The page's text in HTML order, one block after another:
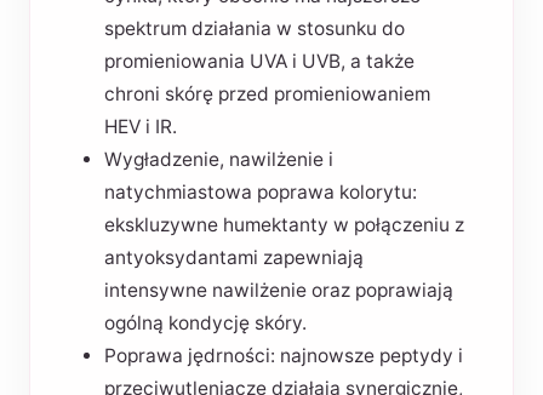
spektrum działania w stosunku do
promieniowania UVA i UVB, a także
chroni skórę przed promieniowaniem
HEV i IR.
Wygładzenie, nawilżenie i
natychmiastowa poprawa kolorytu:
ekskluzywne humektanty w połączeniu z
antyoksydantami zapewniają
intensywne nawilżenie oraz poprawiają
ogólną kondycję skóry.
Poprawa jędrności: najnowsze peptydy i
przeciwutleniacze działają synergicznie,